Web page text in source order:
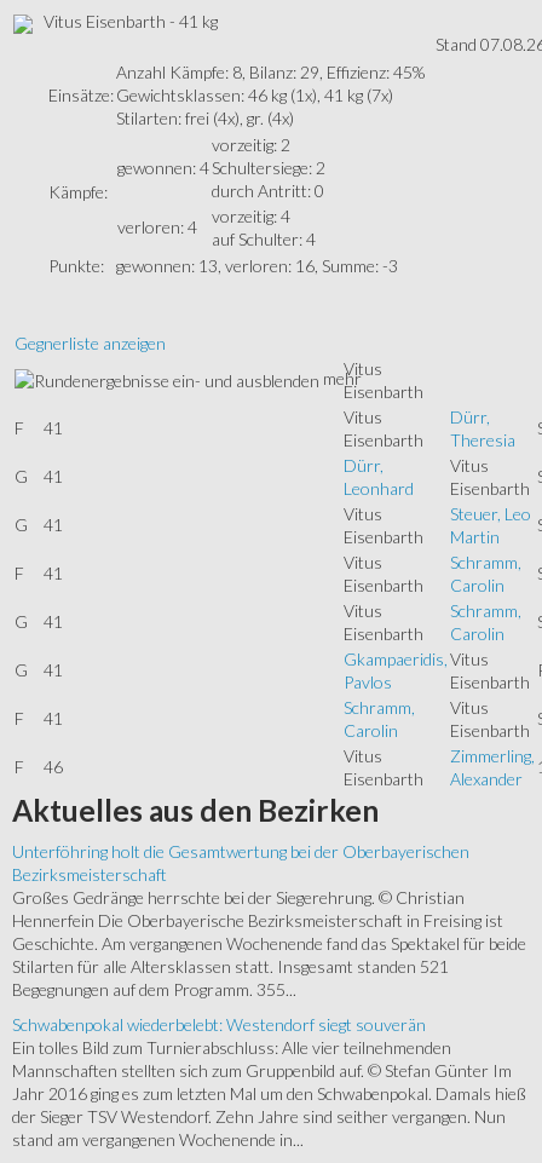
Vitus Eisenbarth - 41 kg
Stand
Einsätze:
Anzahl Kämpfe: 8, Bilanz: 29, Effizienz: 45%
Gewichtsklassen: 46 kg (1x), 41 kg (7x)
Stilarten: frei (4x), gr. (4x)
Kämpfe:
gewonnen: 4
vorzeitig: 2
Schultersiege: 2
durch Antritt: 0
verloren: 4
vorzeitig: 4
auf Schulter: 4
Punkte: gewonnen: 13, verloren: 16, Summe: -3
Gegnerliste anzeigen
mehrVitus
Eisenbarth
F
41
Vitus
Eisenbarth
Dürr,
Theresia
G 41
Dürr,
Leonhard
Vitus
Eisenbarth
G 41
Vitus
Eisenbarth
Steuer, Leo
Martin
F 41
Vitus
Eisenbarth
Schramm,
Carolin
G 41
Vitus
Eisenbarth
Schramm,
Carolin
G 41
Gkampaeridis,
Pavlos
Vitus
Eisenbarth
F 41
Schramm,
Carolin
Vitus
Eisenbarth
F 46
Vitus
Eisenbarth
Zimmerling,
Alexander
Aktuelles aus den Bezirken
Unterföhring holt die Gesamtwertung bei der Oberbayerischen
Bezirksmeisterschaft
Großes Gedränge herrschte bei der Siegerehrung. © Christian
Hennerfein Die Oberbayerische Bezirksmeisterschaft in Freising ist
Geschichte. Am vergangenen Wochenende fand das Spektakel für beide
Stilarten für alle Altersklassen statt. Insgesamt standen 521
Begegnungen auf dem Programm. 355...
Schwabenpokal wiederbelebt: Westendorf siegt souverän
Ein tolles Bild zum Turnierabschluss: Alle vier teilnehmenden
Mannschaften stellten sich zum Gruppenbild auf. © Stefan Günter Im
Jahr 2016 ging es zum letzten Mal um den Schwabenpokal. Damals hieß
der Sieger TSV Westendorf. Zehn Jahre sind seither vergangen. Nun
stand am vergangenen Wochenende in...